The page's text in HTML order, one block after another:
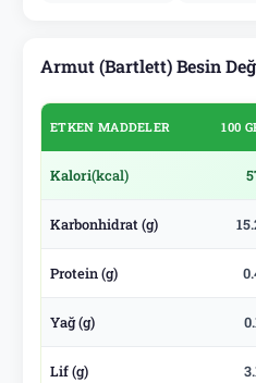
Armut (Bartlett) Besin
ETKEN MADDELER 100
Kalori(kcal)
Karbonhidrat (g)
Protein (g)
Yağ (g)
Lif (g)